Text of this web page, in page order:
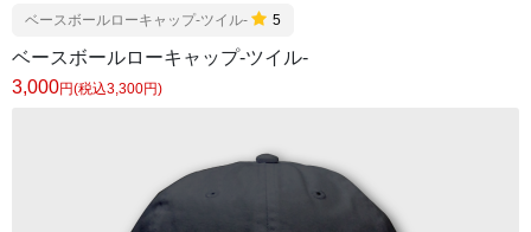
ベースボールローキャップ-ツイル- 5
ベースボールローキャップ-ツイル-
3,000円(税込3,300円)